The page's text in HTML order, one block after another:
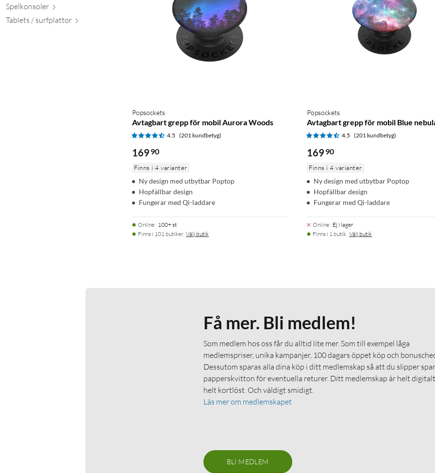
Spelkonsoler
Tablets / surfplattor
Popsockets
Avtagbart grepp för mobil Aurora Woods
4.5 (201 kundbetyg)
169 90
Finns i 4 varianter
Ny design med utbytbar Poptop
Hopfällbar design
Fungerar med Qi-laddare
Online: 100+ st
Finns i 101 butiker. Välj butik
Popsockets
Avtagbart grepp för mobil Blue
4.5 (201 kundbetyg)
169 90
Finns i 4 varianter
Ny design med utbytbar Poptop
Hopfällbar design
Fungerar med Qi-laddare
Online: Ej i lager
Finns i 1 butik. Välj butik
Få mer. Bli medlem!
Som medlem hos oss får du alltid lite mer. Som till exempel låga
medlemspriser, unika kampanjer, 100 dagars öppet köp och
Dessutom sparas alla dina köp i ditt medlemskap så att du slipper
papperskvitton för eventuella returer. Ditt medlemskap är helt
helt kortlöst. Och väldigt smidigt.
Läs mer om medlemskapet
BLI MEDLEM